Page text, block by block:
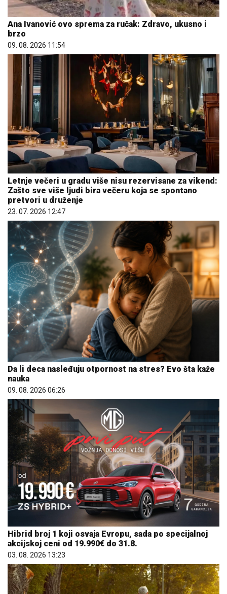
Ana Ivanović ovo sprema za ručak: Zdravo, ukusno i
brzo
09. 08. 2026 11:54
Letnje večeri u gradu više nisu rezervisane za vikend:
Zašto sve više ljudi bira večeru koja se spontano
pretvori u druženje
23. 07. 2026 12:47
Da li deca nasleđuju otpornost na stres? Evo šta kaže
nauka
09. 08. 2026 06:26
Hibrid broj 1 koji osvaja Evropu, sada po specijalnoj
akcijskoj ceni od 19.990€ do 31.8.
03. 08. 2026 13:23